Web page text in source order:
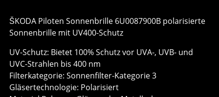
ŠKODA Piloten Sonnenbrille 6U0087900B polarisierte
Sonnenbrille mit UV400-Schutz
UV-Schutz: Bietet 100% Schutz vor UVA-, UVB- und
UVC-Strahlen bis 400 nm
Filterkategorie: Sonnenfilter-Kategorie 3
Gläsertechnologie: Polarisiert